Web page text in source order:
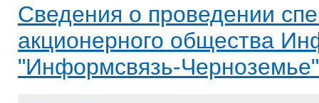
Сведения о проведении
акционерного общества
"Информсвязь-Черноземье"